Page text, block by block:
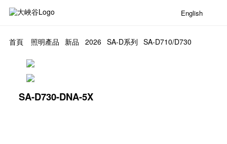
English
首頁 照明產品 新品 2026 SA-D系列 SA-D710/D730
SA-D730-DNA-5X